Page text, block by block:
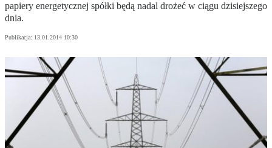
papiery energetycznej spółki będą nadal drożeć w ciągu dzisiejszego
dnia.
Publikacja: 13.01.2014 10:30